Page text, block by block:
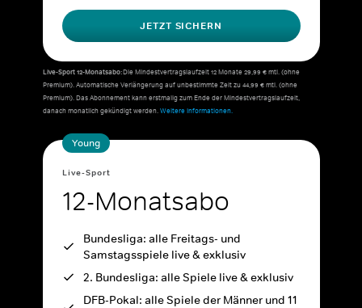
JETZT SICHERN
Live-Sport 12-Monatsabo:Die Mindestvertragslaufzeit 12 Monate 29,99 € mtl. (ohne
Premium). Automatische Verlängerung auf unbestimmte Zeit zu 44,99 € mtl. (ohne
Premium). Das Abonnement kann erstmalig zum Ende der Mindestvertragslaufzeit,
danach monatlich gekündigt werden.Weitere Informationen.
Young
Live-Sport
12-Monatsabo
Bundesliga: alle Freitags- und
Samstagsspiele live & exklusiv
2. Bundesliga: alle Spiele live & exklusiv
DFB-Pokal: alle Spiele der Männer und 11